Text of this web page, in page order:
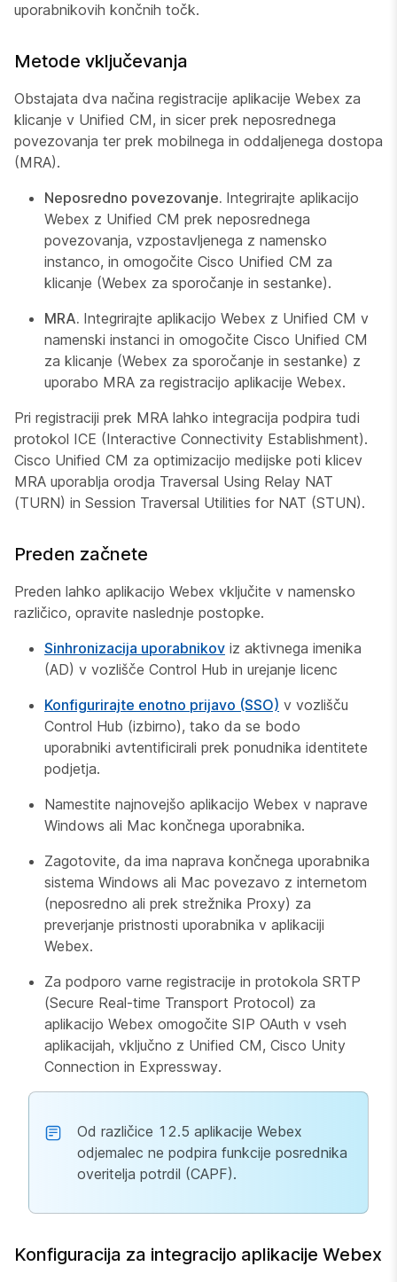
uporabnikovih končnih točk.
Metode vključevanja
Obstajata dva načina registracije aplikacije Webex za
klicanje v Unified CM, in sicer prek neposrednega
povezovanja ter prek mobilnega in oddaljenega dostopa
(MRA).
Neposredno povezovanje. Integrirajte aplikacijo
Webex z Unified CM prek neposrednega
povezovanja, vzpostavljenega z namensko
instanco, in omogočite Cisco Unified CM za
klicanje (Webex za sporočanje in sestanke).
MRA. Integrirajte aplikacijo Webex z Unified CM v
namenski instanci in omogočite Cisco Unified CM
za klicanje (Webex za sporočanje in sestanke) z
uporabo MRA za registracijo aplikacije Webex.
Pri registraciji prek MRA lahko integracija podpira tudi
protokol ICE (Interactive Connectivity Establishment).
Cisco Unified CM za optimizacijo medijske poti klicev
MRA uporablja orodja Traversal Using Relay NAT
(TURN) in Session Traversal Utilities for NAT (STUN).
Preden začnete
Preden lahko aplikacijo Webex vključite v namensko
različico, opravite naslednje postopke.
Sinhronizacija uporabnikov iz aktivnega imenika
(AD) v vozlišče Control Hub in urejanje licenc
Konfigurirajte enotno prijavo (SSO) v vozlišču
Control Hub (izbirno), tako da se bodo
uporabniki avtentificirali prek ponudnika identitete
podjetja.
Namestite najnovejšo aplikacijo Webex v naprave
Windows ali Mac končnega uporabnika.
Zagotovite, da ima naprava končnega uporabnika
sistema Windows ali Mac povezavo z internetom
(neposredno ali prek strežnika Proxy) za
preverjanje pristnosti uporabnika v aplikaciji
Webex.
Za podporo varne registracije in protokola SRTP
(Secure Real-time Transport Protocol) za
aplikacijo Webex omogočite SIP OAuth v vseh
aplikacijah, vključno z Unified CM, Cisco Unity
Connection in Expressway.
Od različice 12.5 aplikacije Webex
odjemalec ne podpira funkcije posrednika
overitelja potrdil (CAPF).
Konfiguracija za integracijo aplikacije Webex